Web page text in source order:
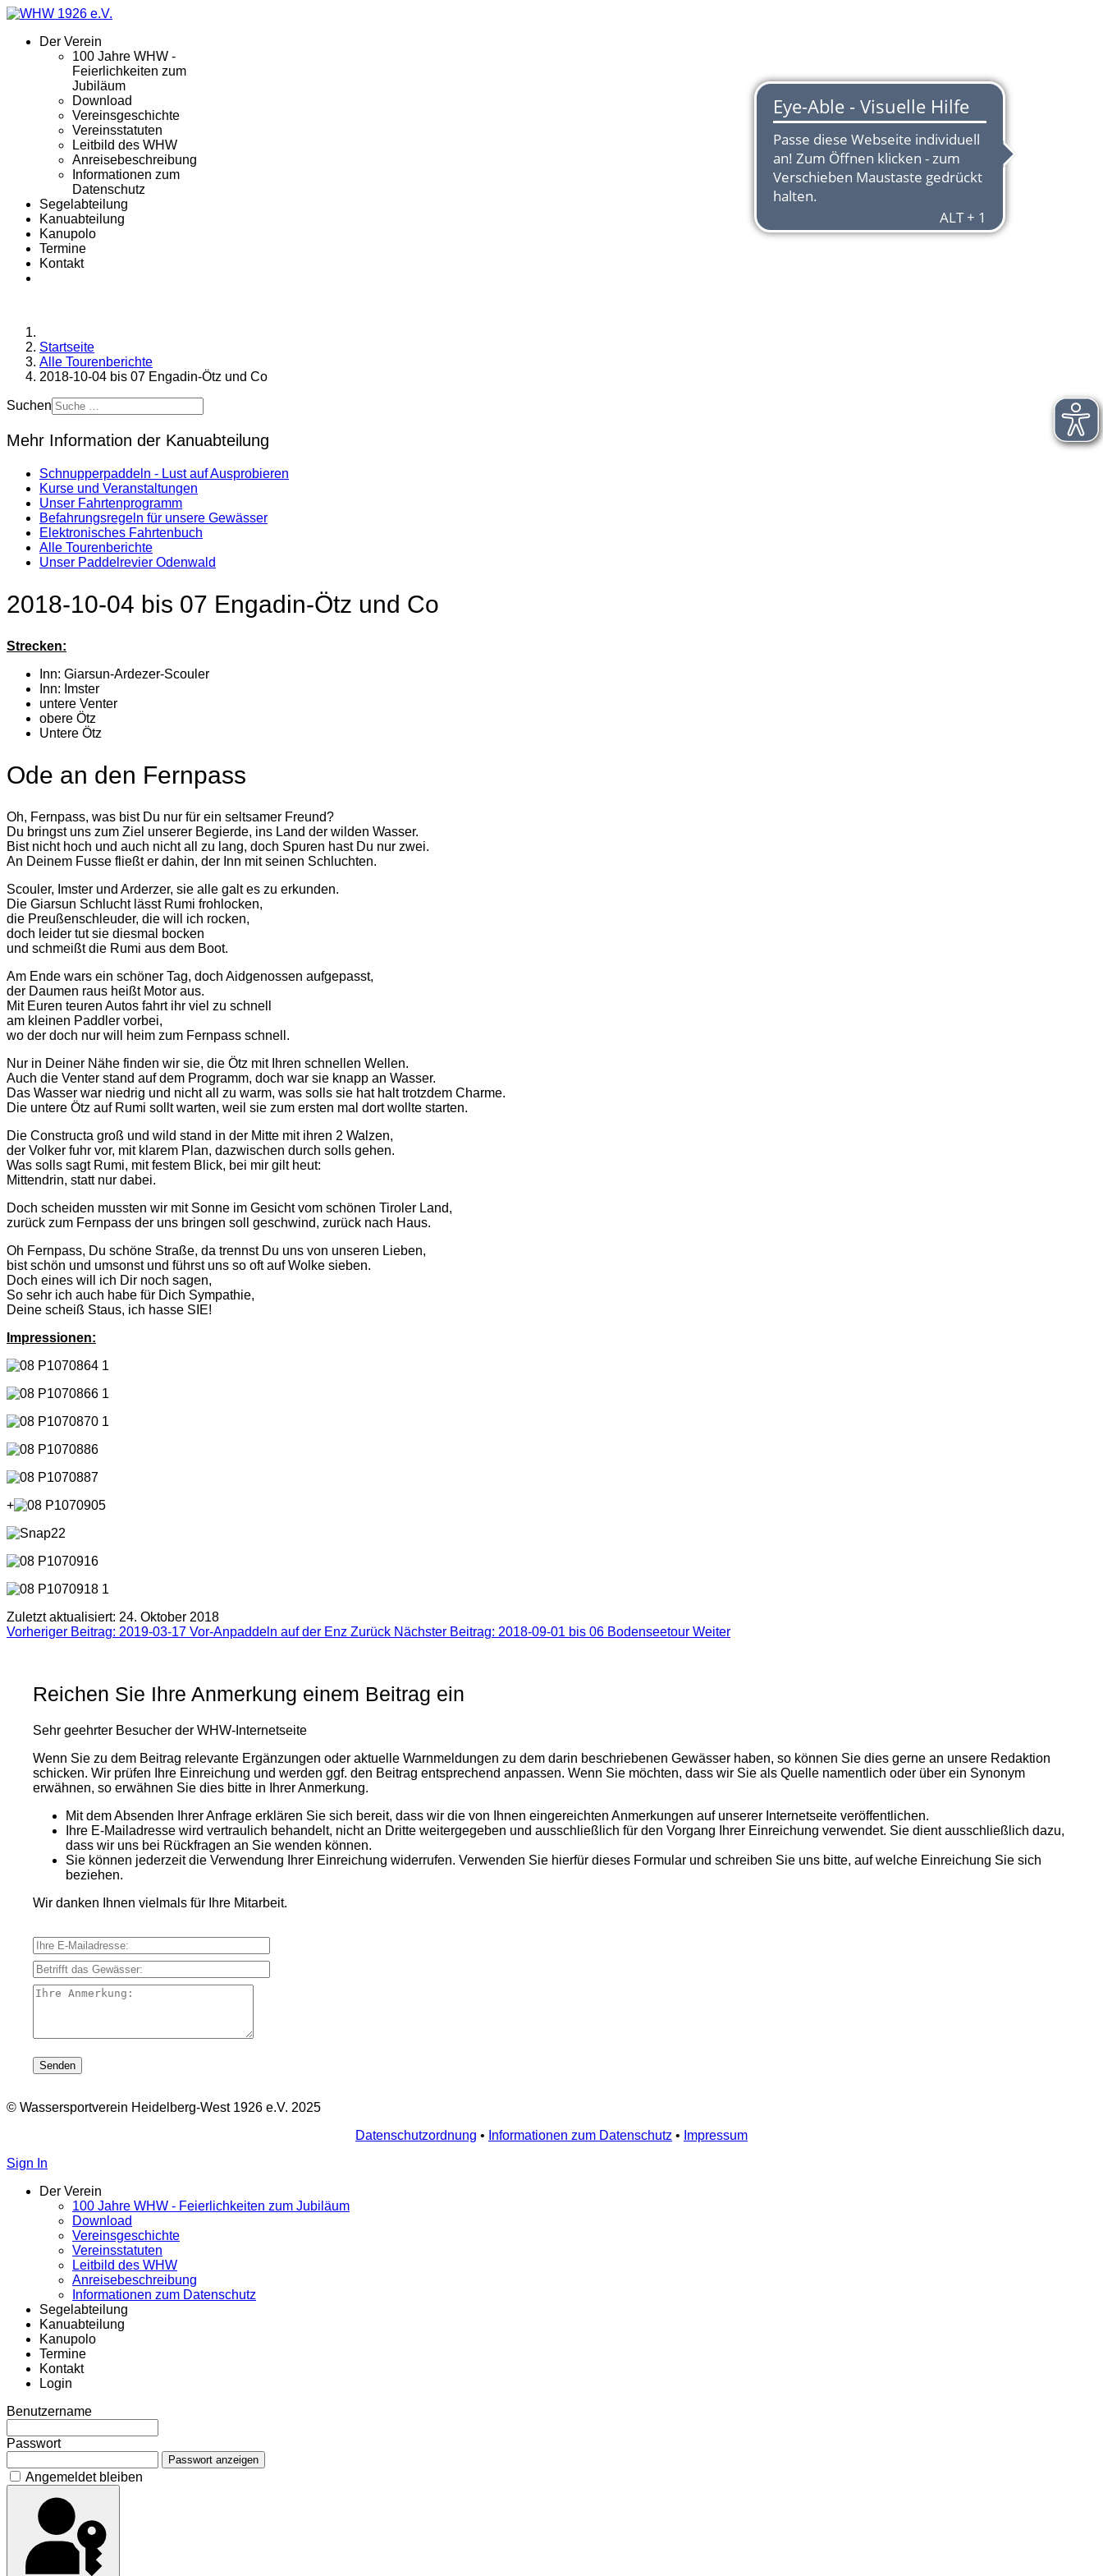
Der Verein
100 Jahre WHW -
Feierlichkeiten zum
Jubiläum
Download
Vereinsgeschichte
Vereinsstatuten
Leitbild des WHW
Anreisebeschreibung
Informationen zum
Datenschutz
Segelabteilung
Kanuabteilung
Kanupolo
Termine
Kontakt
Startseite
Alle Tourenberichte
2018-10-04 bis 07 Engadin-Ötz und Co
Suchen
Mehr Information der Kanuabteilung
Schnupperpaddeln - Lust auf Ausprobieren
Kurse und Veranstaltungen
Unser Fahrtenprogramm
Befahrungsregeln für unsere Gewässer
Elektronisches Fahrtenbuch
Alle Tourenberichte
Unser Paddelrevier Odenwald
2018-10-04 bis 07 Engadin-Ötz und Co
Strecken:
Inn: Giarsun-Ardezer-Scouler
Inn: Imster
untere Venter
obere Ötz
Untere Ötz
Ode an den Fernpass
Oh, Fernpass, was bist Du nur für ein seltsamer Freund?
Du bringst uns zum Ziel unserer Begierde, ins Land der wilden Wasser.
Bist nicht hoch und auch nicht all zu lang, doch Spuren hast Du nur zwei.
An Deinem Fusse fließt er dahin, der Inn mit seinen Schluchten.
Scouler, Imster und Arderzer, sie alle galt es zu erkunden.
Die Giarsun Schlucht lässt Rumi frohlocken,
die Preußenschleuder, die will ich rocken,
doch leider tut sie diesmal bocken
und schmeißt die Rumi aus dem Boot.
Am Ende wars ein schöner Tag, doch Aidgenossen aufgepasst,
der Daumen raus heißt Motor aus.
Mit Euren teuren Autos fahrt ihr viel zu schnell
am kleinen Paddler vorbei,
wo der doch nur will heim zum Fernpass schnell.
Nur in Deiner Nähe finden wir sie, die Ötz mit Ihren schnellen Wellen.
Auch die Venter stand auf dem Programm, doch war sie knapp an Wasser.
Das Wasser war niedrig und nicht all zu warm, was solls sie hat halt trotzdem Charme.
Die untere Ötz auf Rumi sollt warten, weil sie zum ersten mal dort wollte starten.
Die Constructa groß und wild stand in der Mitte mit ihren 2 Walzen,
der Volker fuhr vor, mit klarem Plan, dazwischen durch solls gehen.
Was solls sagt Rumi, mit festem Blick, bei mir gilt heut:
Mittendrin, statt nur dabei.
Doch scheiden mussten wir mit Sonne im Gesicht vom schönen Tiroler Land,
zurück zum Fernpass der uns bringen soll geschwind, zurück nach Haus.
Oh Fernpass, Du schöne Straße, da trennst Du uns von unseren Lieben,
bist schön und umsonst und führst uns so oft auf Wolke sieben.
Doch eines will ich Dir noch sagen,
So sehr ich auch habe für Dich Sympathie,
Deine scheiß Staus, ich hasse SIE!
Impressionen:
+
Zuletzt aktualisiert: 24. Oktober 2018
Vorheriger Beitrag: 2019-03-17 Vor-Anpaddeln auf der Enz Zurück Nächster Beitrag: 2018-09-01 bis 06 Bodenseetour Weiter
Reichen Sie Ihre Anmerkung einem Beitrag ein
Sehr geehrter Besucher der WHW-Internetseite
Wenn Sie zu dem Beitrag relevante Ergänzungen oder aktuelle Warnmeldungen zu dem darin beschriebenen Gewässer haben, so können Sie dies gerne an unsere Redaktion
schicken. Wir prüfen Ihre Einreichung und werden ggf. den Beitrag entsprechend anpassen. Wenn Sie möchten, dass wir Sie als Quelle namentlich oder über ein Synonym
erwähnen, so erwähnen Sie dies bitte in Ihrer Anmerkung.
Mit dem Absenden Ihrer Anfrage erklären Sie sich bereit, dass wir die von Ihnen eingereichten Anmerkungen auf unserer Internetseite veröffentlichen.
Ihre E-Mailadresse wird vertraulich behandelt, nicht an Dritte weitergegeben und ausschließlich für den Vorgang Ihrer Einreichung verwendet. Sie dient ausschließlich dazu,
dass wir uns bei Rückfragen an Sie wenden können.
Sie können jederzeit die Verwendung Ihrer Einreichung widerrufen. Verwenden Sie hierfür dieses Formular und schreiben Sie uns bitte, auf welche Einreichung Sie sich
beziehen.
Wir danken Ihnen vielmals für Ihre Mitarbeit.
Ihre E-Mailadresse:
Betrifft das Gewässer:
Ihre Anmerkung:
© Wassersportverein Heidelberg-West 1926 e.V. 2025
Datenschutzordnung • Informationen zum Datenschutz • Impressum
Sign In
Der Verein
100 Jahre WHW - Feierlichkeiten zum Jubiläum
Download
Vereinsgeschichte
Vereinsstatuten
Leitbild des WHW
Anreisebeschreibung
Informationen zum Datenschutz
Segelabteilung
Kanuabteilung
Kanupolo
Termine
Kontakt
Login
Benutzername
Passwort
Passwort anzeigen
Angemeldet bleiben